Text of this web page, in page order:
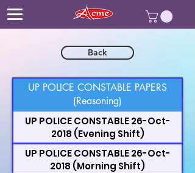
Back
UP POLICE CONSTABLE PAPERS
(Reasoning)
UP POLICE CONSTABLE 26-Oct-
2018 (Evening Shift)
UP POLICE CONSTABLE 26-Oct-
2018 (Morning Shift)